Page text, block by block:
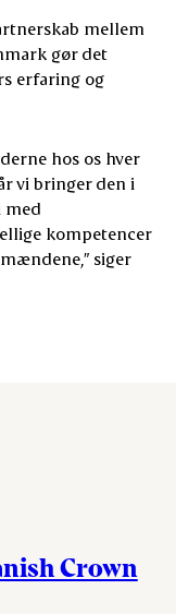
mellem
gør det
erfaring og
hos os hver
vi bringer den i
med
kompetencer
siger
Crown